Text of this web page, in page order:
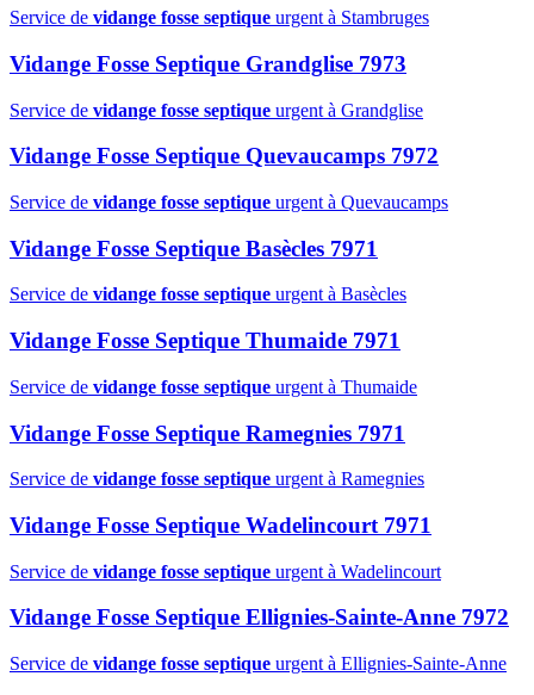
Service de vidange fosse septique urgent à Stambruges
Vidange Fosse Septique Grandglise 7973
Service de vidange fosse septique urgent à Grandglise
Vidange Fosse Septique Quevaucamps 7972
Service de vidange fosse septique urgent à Quevaucamps
Vidange Fosse Septique Basècles 7971
Service de vidange fosse septique urgent à Basècles
Vidange Fosse Septique Thumaide 7971
Service de vidange fosse septique urgent à Thumaide
Vidange Fosse Septique Ramegnies 7971
Service de vidange fosse septique urgent à Ramegnies
Vidange Fosse Septique Wadelincourt 7971
Service de vidange fosse septique urgent à Wadelincourt
Vidange Fosse Septique Ellignies-Sainte-Anne 7972
Service de vidange fosse septique urgent à Ellignies-Sainte-Anne